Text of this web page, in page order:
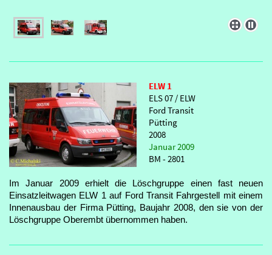
ELW 1
ELS 07 / ELW
Ford Transit
Pütting
2008
Januar 2009
BM - 2801
Im Januar 2009 erhielt die Löschgruppe einen fast neuen
Einsatzleitwagen ELW 1 auf Ford Transit Fahrgestell mit einem
Innenausbau der Firma Pütting, Baujahr 2008, den sie von der
Löschgruppe Oberembt übernommen haben.